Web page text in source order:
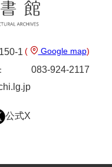
1 ( Google map)
083-924-2117
公式X